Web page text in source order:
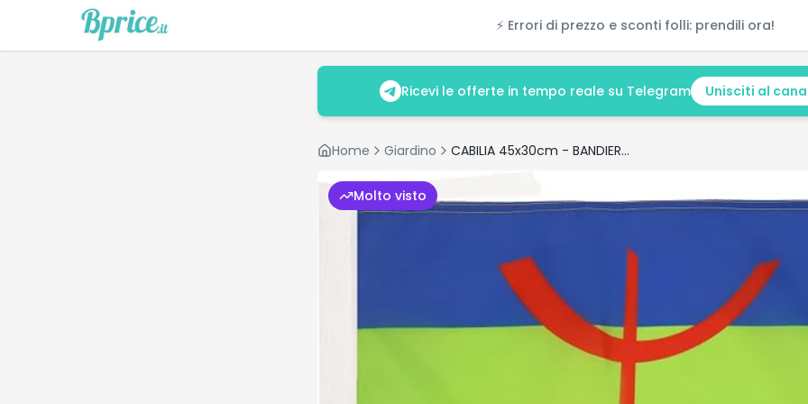
⚡ Errori di prezzo e sconti folli: prendili ora!
Ricevi le offerte in tempo reale su Telegram Unisciti al
Home Giardino CABILIA 45x30cm - BANDIERINA BERBERA - ALGERIA 30 x 45 cm cordicelle
Molto visto